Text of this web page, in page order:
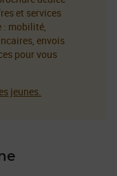
et services
: mobilité,
envois
pour vous
jeunes.